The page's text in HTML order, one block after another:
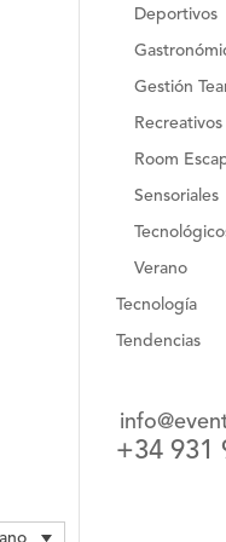
Deportivos
Gestión
Recreativos
Room
Sensoriales
Verano
Tecnología
Tendencias
+34 931